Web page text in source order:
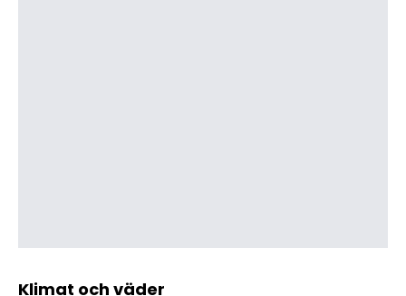
Klimat och väder